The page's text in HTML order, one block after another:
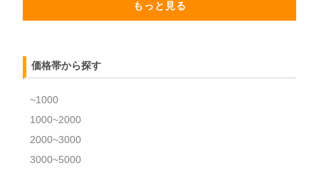
もっと見る
価格帯から探す
~1000
1000~2000
2000~3000
3000~5000